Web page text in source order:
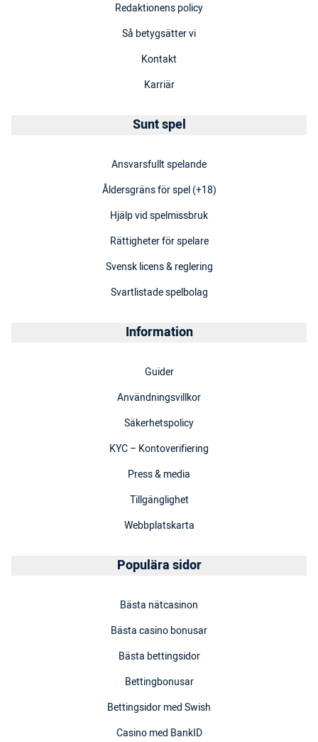
Redaktionens policy
Så betygsätter vi
Kontakt
Karriär
Sunt spel
Ansvarsfullt spelande
Åldersgräns för spel (+18)
Hjälp vid spelmissbruk
Rättigheter för spelare
Svensk licens & reglering
Svartlistade spelbolag
Information
Guider
Användningsvillkor
Säkerhetspolicy
KYC – Kontoverifiering
Press & media
Tillgänglighet
Webbplatskarta
Populära sidor
Bästa nätcasinon
Bästa casino bonusar
Bästa bettingsidor
Bettingbonusar
Bettingsidor med Swish
Casino med BankID